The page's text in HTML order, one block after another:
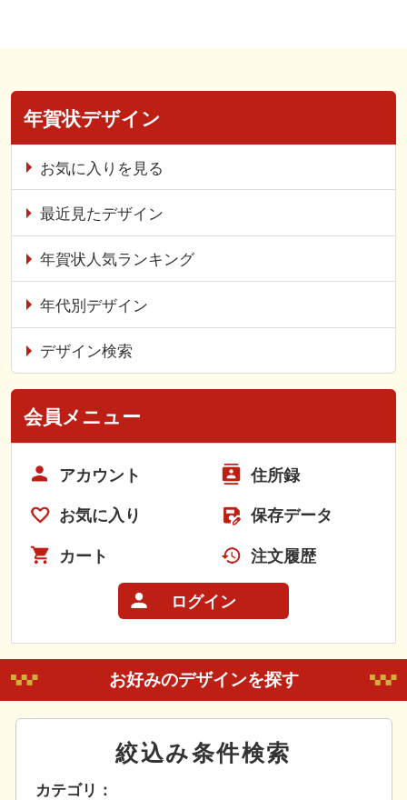
年賀状デザイン
お気に入りを見る
最近見たデザイン
年賀状人気ランキング
年代別デザイン
デザイン検索
会員メニュー
アカウント 住所録
お気に入り 保存データ
カート 注文履歴
ログイン
お好みのデザインを探す
絞込み条件検索
カテゴリ：